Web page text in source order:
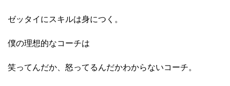
ゼッタイにスキルは身につく。
僕の理想的なコーチは
笑ってんだか、怒ってるんだかわからないコーチ。